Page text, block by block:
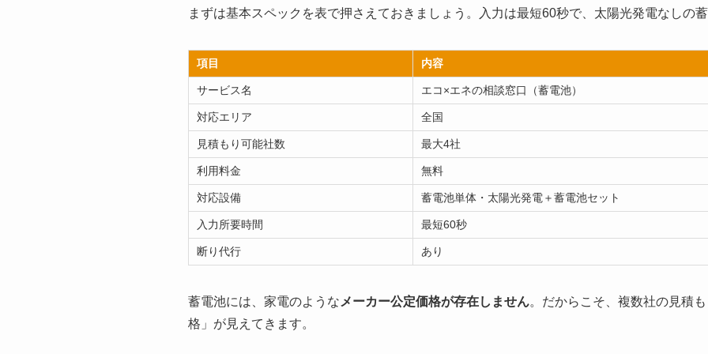
まずは基本スペックを表で押さえておきましょう。入力は最短60秒で、太陽光発電なしの
項目 内容
サービス名 エコ×エネの相談窓口（蓄電池）
対応エリア 全国
見積もり可能社数 最大4社
利用料金 無料
対応設備 蓄電池単体・太陽光発電＋蓄電池セット
入力所要時間 最短60秒
断り代行 あり
蓄電池には、家電のような メーカー公定価格が存在しません。だからこそ、複数社の見積
格」が見えてきます。